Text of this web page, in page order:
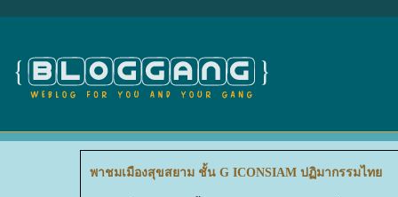
พาชมเมืองสุขสยาม ชั้น G ICONSIAM ปฏิมากรรมไท